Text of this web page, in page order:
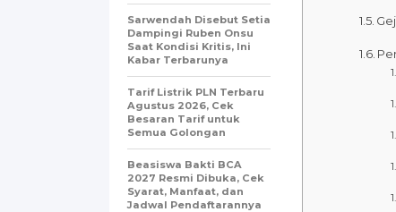
Sarwendah Disebut Setia
Dampingi Ruben Onsu
Saat Kondisi Kritis, Ini
Kabar Terbarunya
Tarif Listrik PLN Terbaru
Agustus 2026, Cek
Besaran Tarif untuk
Semua Golongan
Beasiswa Bakti BCA
2027 Resmi Dibuka, Cek
Syarat, Manfaat, dan
Jadwal Pendaftarannya